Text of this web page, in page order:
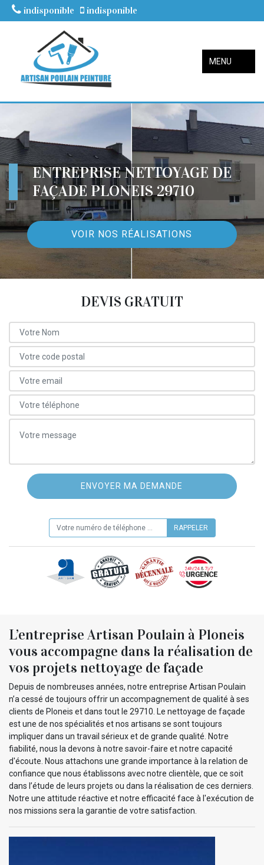
indisponible indisponible
MENU
ENTREPRISE NETTOYAGE DE
FAÇADE PLONEIS 29710
VOIR NOS RÉALISATIONS
DEVIS GRATUIT
L’entreprise Artisan Poulain à Ploneis
vous accompagne dans la réalisation de
vos projets nettoyage de façade
Depuis de nombreuses années, notre entreprise Artisan Poulain
n’a cessé de toujours offrir un accompagnement de qualité à ses
clients de Ploneis et dans tout le 29710. Le nettoyage de façade
est une de nos spécialités et nos artisans se sont toujours
impliquer dans un travail sérieux et de grande qualité. Notre
fiabilité, nous la devons à notre savoir-faire et notre capacité
d'écoute. Nous attachons une grande importance à la relation de
confiance que nous établissons avec notre clientèle, que ce soit
dans l’étude de leurs projets ou dans la réalisation de ces derniers.
Notre une attitude réactive et notre efficacité face à l'exécution de
nos missions sera la garantie de votre satisfaction.